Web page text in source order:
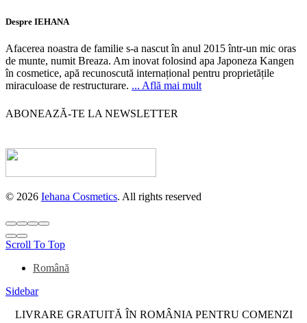
Despre IEHANA
Afacerea noastra de familie s-a nascut în anul 2015 într-un mic oras
de munte, numit Breaza. Am inovat folosind apa Japoneza Kangen
în cosmetice, apă recunoscută internațional pentru proprietățile
miraculoase de restructurare. ... Află mai mult
ABONEAZĂ-TE LA NEWSLETTER
© 2026 Iehana Cosmetics. All rights reserved
Scroll To Top
Română
Sidebar
LIVRARE GRATUITĂ ÎN ROMÂNIA PENTRU COMENZI